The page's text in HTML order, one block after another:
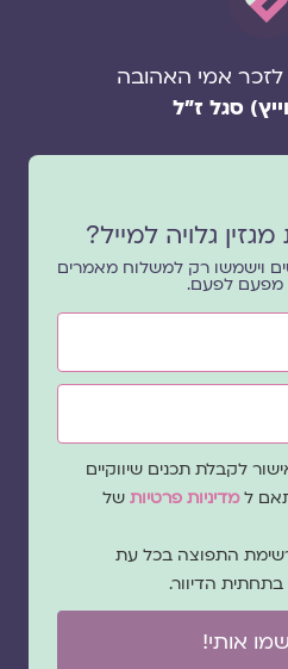
אמי האהובה
סגל ז"ל
גלויה למייל?
וישמשו רק למשלוח מאמרים
מפעם לפעם.
לקבלת תכנים שיווקיים
למדיניות פרטיות של
התפוצה בכל עת
הדיוור.
אותי!